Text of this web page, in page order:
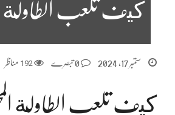
كيف تلعب الطاولة
ستمبر 17, 2024 192 مناظر
كيف تلعب الطاولة